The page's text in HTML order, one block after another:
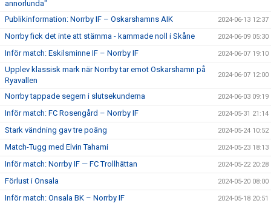
annorlunda"
Publikinformation: Norrby IF – Oskarshamns AIK 2024-06-13 12:37
Norrby fick det inte att stämma - kammade noll i Skåne 2024-06-09 05:30
Inför match: Eskilsminne IF – Norrby IF 2024-06-07 19:10
Upplev klassisk mark när Norrby tar emot Oskarshamn på
Ryavallen
2024-06-07 12:00
Norrby tappade segern i slutsekunderna 2024-06-03 09:19
Inför match: FC Rosengård – Norrby IF 2024-05-31 21:14
Stark vändning gav tre poäng 2024-05-24 10:52
Match-Tugg med Elvin Tahami 2024-05-23 18:13
Inför match: Norrby IF — FC Trollhättan 2024-05-22 20:28
Förlust i Onsala 2024-05-20 08:00
Inför match: Onsala BK – Norrby IF 2024-05-18 20:51